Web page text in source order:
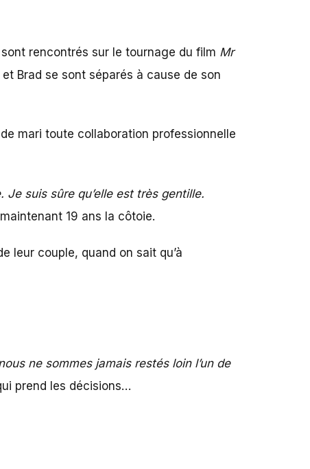
rencontrés sur le tournage du film Mr
Brad se sont séparés à cause de son
mari toute collaboration professionnelle
suis sûre qu’elle est très gentille.
19 ans la côtoie.
leur couple, quand on sait qu’à
ne sommes jamais restés loin l’un de
prend les décisions…